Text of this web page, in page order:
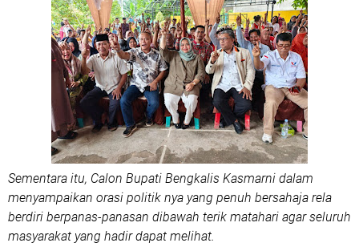
Sementara itu, Calon Bupati Bengkalis Kasmarni dalam
menyampaikan orasi politik nya yang penuh bersahaja rela
berdiri berpanas-panasan dibawah terik matahari agar seluruh
masyarakat yang hadir dapat melihat.